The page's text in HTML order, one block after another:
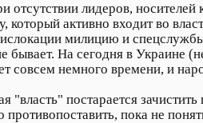
отсутствии лидеров,
который активно входит во
милицию и
бывает. На сегодня в Украине
совсем немного времени, и
"власть" постарается
противопоставить, пока не